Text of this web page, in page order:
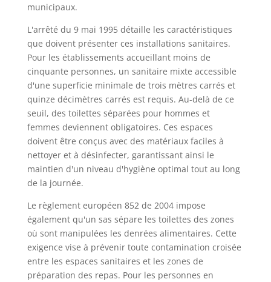
municipaux.
L'arrêté du 9 mai 1995 détaille les caractéristiques
que doivent présenter ces installations sanitaires.
Pour les établissements accueillant moins de
cinquante personnes, un sanitaire mixte accessible
d'une superficie minimale de trois mètres carrés et
quinze décimètres carrés est requis. Au-delà de ce
seuil, des toilettes séparées pour hommes et
femmes deviennent obligatoires. Ces espaces
doivent être conçus avec des matériaux faciles à
nettoyer et à désinfecter, garantissant ainsi le
maintien d'un niveau d'hygiène optimal tout au long
de la journée.
Le règlement européen 852 de 2004 impose
également qu'un sas sépare les toilettes des zones
où sont manipulées les denrées alimentaires. Cette
exigence vise à prévenir toute contamination croisée
entre les espaces sanitaires et les zones de
préparation des repas. Pour les personnes en